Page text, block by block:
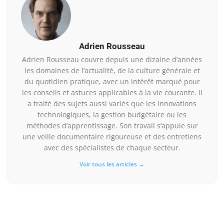
Adrien Rousseau
Adrien Rousseau couvre depuis une dizaine d’années
les domaines de l’actualité, de la culture générale et
du quotidien pratique, avec un intérêt marqué pour
les conseils et astuces applicables à la vie courante. Il
a traité des sujets aussi variés que les innovations
technologiques, la gestion budgétaire ou les
méthodes d’apprentissage. Son travail s’appuie sur
une veille documentaire rigoureuse et des entretiens
avec des spécialistes de chaque secteur.
Voir tous les articles →